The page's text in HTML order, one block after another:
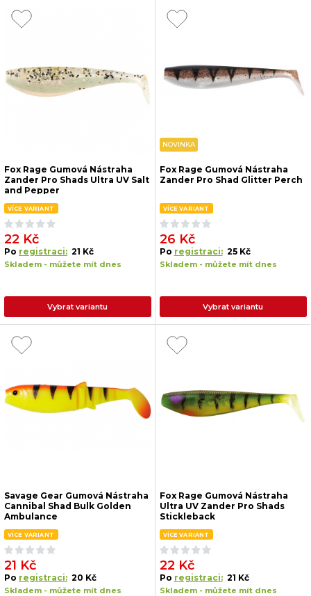
Fox Rage Gumová Nástraha
Zander Pro Shads Ultra UV Salt
and Pepper
VÍCE VARIANT
22 Kč
Po registraci: 21 Kč
Skladem - můžete mít dnes
Vybrat variantu
NOVINKA
Fox Rage Gumová Nástraha
Zander Pro Shad Glitter Perch
VÍCE VARIANT
26 Kč
Po registraci: 25 Kč
Skladem - můžete mít dnes
Vybrat variantu
Savage Gear Gumová Nástraha
Cannibal Shad Bulk Golden
Ambulance
VÍCE VARIANT
21 Kč
Po registraci: 20 Kč
Skladem - můžete mít dnes
Fox Rage Gumová Nástraha
Ultra UV Zander Pro Shads
Stickleback
VÍCE VARIANT
22 Kč
Po registraci: 21 Kč
Skladem - můžete mít dnes